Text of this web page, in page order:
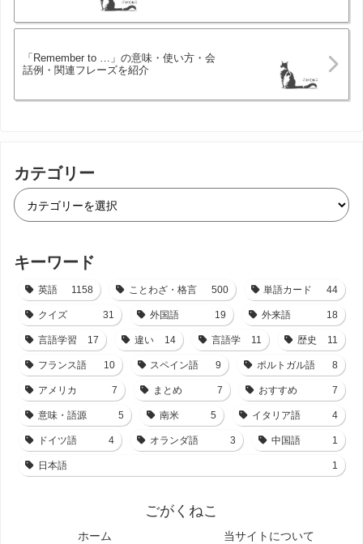
「Remember to …」の意味・使い方・会
話例・関連フレーズを紹介
カテゴリー
キーワード
英語 1158 ことわざ・格言 500 単語カード 44
クイズ 31 外国語 19 外来語 18
言語学習 17 違い 14 言語学 11 歴史 11
フランス語 10 スペイン語 9 ポルトガル語 8
アメリカ 7 まとめ 7 おすすめ 7
意味・語源 5 南米 5 イタリア語 4
ドイツ語 4 オランダ語 3 中国語 1
日本語 1
ごがくねこ
ホーム 当サイトについて